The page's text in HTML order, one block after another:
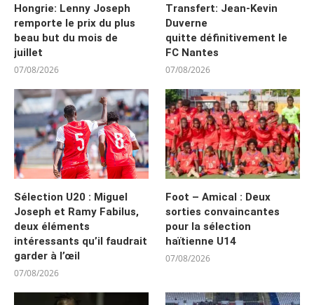
Hongrie: Lenny Joseph
remporte le prix du plus
beau but du mois de
juillet
07/08/2026
Transfert: Jean-Kevin
Duverne
quitte définitivement le
FC Nantes
07/08/2026
Sélection U20 : Miguel
Joseph et Ramy Fabilus,
deux éléments
intéressants qu’il faudrait
garder à l’œil
07/08/2026
Foot – Amical : Deux
sorties convaincantes
pour la sélection
haïtienne U14
07/08/2026